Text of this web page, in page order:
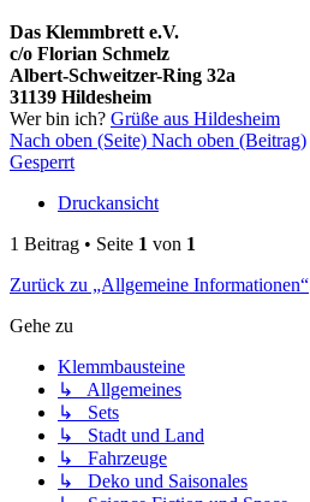
Das Klemmbrett e.V.
c/o Florian Schmelz
Albert-Schweitzer-Ring 32a
31139 Hildesheim
Wer bin ich? Grüße aus Hildesheim
Nach oben (Seite) Nach oben (Beitrag)
Gesperrt
Druckansicht
1 Beitrag • Seite 1 von 1
Zurück zu „Allgemeine Informationen“
Gehe zu
Klemmbausteine
↳ Allgemeines
↳ Sets
↳ Stadt und Land
↳ Fahrzeuge
↳ Deko und Saisonales